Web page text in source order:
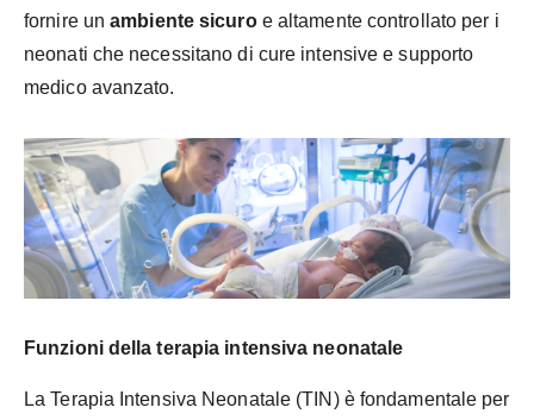
fornire unambiente sicuroe altamente controllato per i
neonati che necessitano di cure intensive e supporto
medico avanzato.
Funzioni della terapia intensiva neonatale
La Terapia Intensiva Neonatale (TIN) è fondamentale per